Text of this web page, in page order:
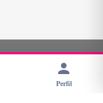
Perfil